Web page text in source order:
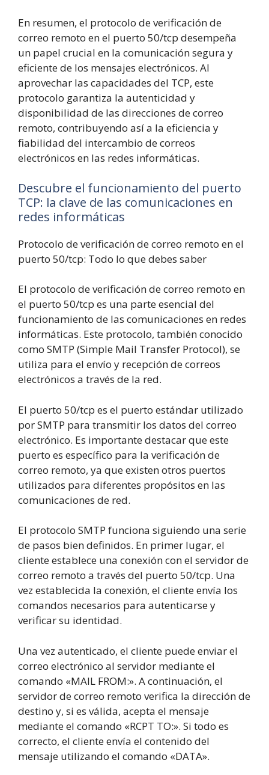
En resumen, el protocolo de verificación de
correo remoto en el puerto 50/tcp desempeña
un papel crucial en la comunicación segura y
eficiente de los mensajes electrónicos. Al
aprovechar las capacidades del TCP, este
protocolo garantiza la autenticidad y
disponibilidad de las direcciones de correo
remoto, contribuyendo así a la eficiencia y
fiabilidad del intercambio de correos
electrónicos en las redes informáticas.
Descubre el funcionamiento del puerto
TCP: la clave de las comunicaciones en
redes informáticas
Protocolo de verificación de correo remoto en el
puerto 50/tcp: Todo lo que debes saber
El protocolo de verificación de correo remoto en
el puerto 50/tcp es una parte esencial del
funcionamiento de las comunicaciones en redes
informáticas. Este protocolo, también conocido
como SMTP (Simple Mail Transfer Protocol), se
utiliza para el envío y recepción de correos
electrónicos a través de la red.
El puerto 50/tcp es el puerto estándar utilizado
por SMTP para transmitir los datos del correo
electrónico. Es importante destacar que este
puerto es específico para la verificación de
correo remoto, ya que existen otros puertos
utilizados para diferentes propósitos en las
comunicaciones de red.
El protocolo SMTP funciona siguiendo una serie
de pasos bien definidos. En primer lugar, el
cliente establece una conexión con el servidor de
correo remoto a través del puerto 50/tcp. Una
vez establecida la conexión, el cliente envía los
comandos necesarios para autenticarse y
verificar su identidad.
Una vez autenticado, el cliente puede enviar el
correo electrónico al servidor mediante el
comando «MAIL FROM:». A continuación, el
servidor de correo remoto verifica la dirección de
destino y, si es válida, acepta el mensaje
mediante el comando «RCPT TO:». Si todo es
correcto, el cliente envía el contenido del
mensaje utilizando el comando «DATA».